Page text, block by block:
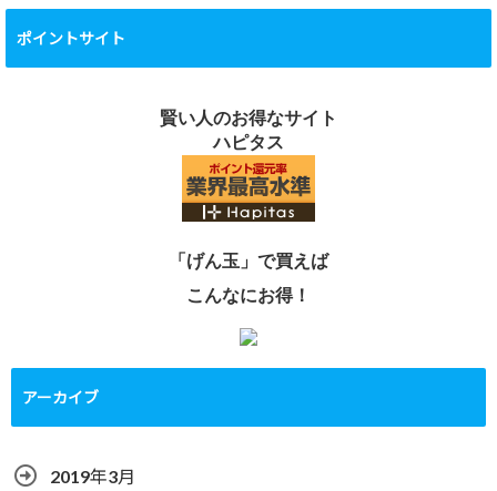
ポイントサイト
賢い人のお得なサイト
ハピタス
「げん玉」で買えば
こんなにお得！
アーカイブ
2019年3月